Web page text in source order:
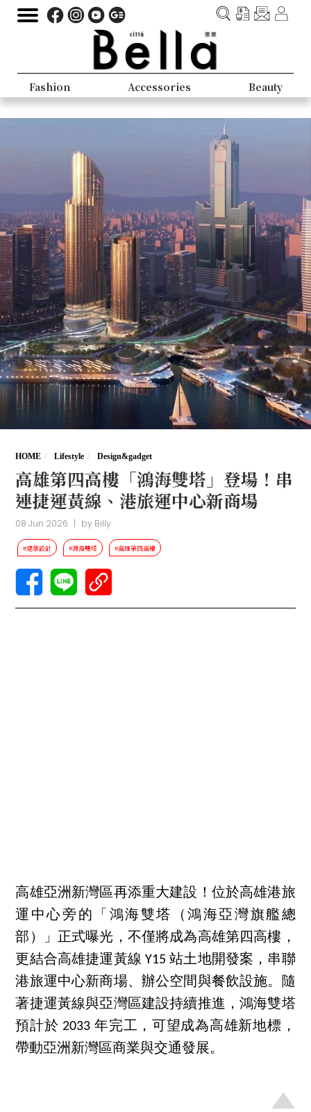
Fashion Accessories Beauty
HOME Lifestyle Design&gadget
高雄第四高樓「鴻海雙塔」登場！串
連捷運黃線、港旅運中心新商場
08 Jun 2026 | by Billy
#建築設計 #鴻海雙塔 #高雄第四高樓
高雄亞洲新灣區再添重大建設！位於高雄港旅
運中心旁的「鴻海雙塔（鴻海亞灣旗艦總
部）」正式曝光，不僅將成為高雄第四高樓，
更結合高雄捷運黃線 Y15 站土地開發案，串聯
港旅運中心新商場、辦公空間與餐飲設施。隨
著捷運黃線與亞灣區建設持續推進，鴻海雙塔
預計於 2033 年完工，可望成為高雄新地標，
帶動亞洲新灣區商業與交通發展。